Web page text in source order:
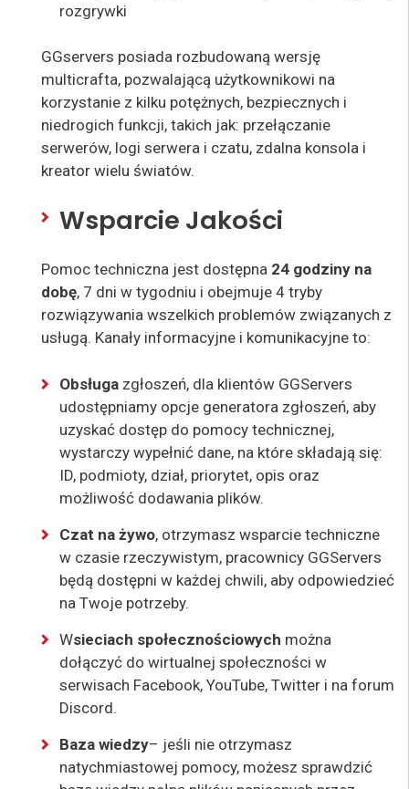
rozgrywki
GGservers posiada rozbudowaną wersję
multicrafta, pozwalającą użytkownikowi na
korzystanie z kilku potężnych, bezpiecznych i
niedrogich funkcji, takich jak: przełączanie
serwerów, logi serwera i czatu, zdalna konsola i
kreator wielu światów.
Wsparcie Jakości
Pomoc techniczna jest dostępna 24 godziny na
dobę, 7 dni w tygodniu i obejmuje 4 tryby
rozwiązywania wszelkich problemów związanych z
usługą. Kanały informacyjne i komunikacyjne to:
Obsługa zgłoszeń, dla klientów GGServers
udostępniamy opcje generatora zgłoszeń, aby
uzyskać dostęp do pomocy technicznej,
wystarczy wypełnić dane, na które składają się:
ID, podmioty, dział, priorytet, opis oraz
możliwość dodawania plików.
Czat na żywo, otrzymasz wsparcie techniczne
w czasie rzeczywistym, pracownicy GGServers
będą dostępni w każdej chwili, aby odpowiedzieć
na Twoje potrzeby.
Wsieciach społecznościowych można
dołączyć do wirtualnej społeczności w
serwisach Facebook, YouTube, Twitter i na forum
Discord.
Baza wiedzy– jeśli nie otrzymasz
natychmiastowej pomocy, możesz sprawdzić